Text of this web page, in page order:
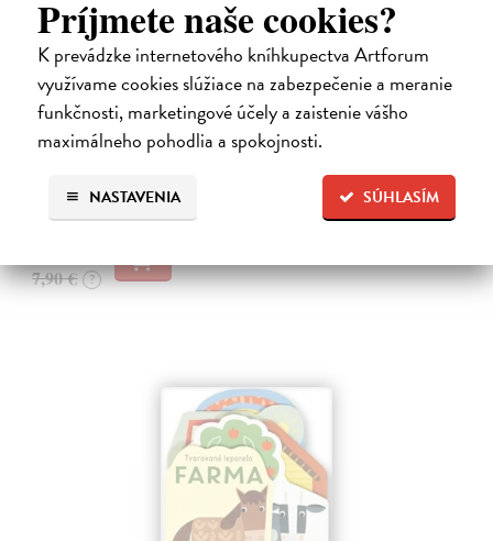
Príjmete naše cookies?
K prevádzke internetového kníhkupectva Artforum
využívame cookies slúžiace na zabezpečenie a meranie
funkčnosti, marketingové účely a zaistenie vášho
maximálneho pohodlia a spokojnosti.
SÚHLASÍM
NASTAVENIA
Les - Tvarované leporelo
Payne Sally
| Kniha
Táto knižka s veselými obrázkami a rôzne tvarovanými stránkami
zaujme malé deti a zoznámi ich so životom v lese.
Do 4 dní
7,90 € ?